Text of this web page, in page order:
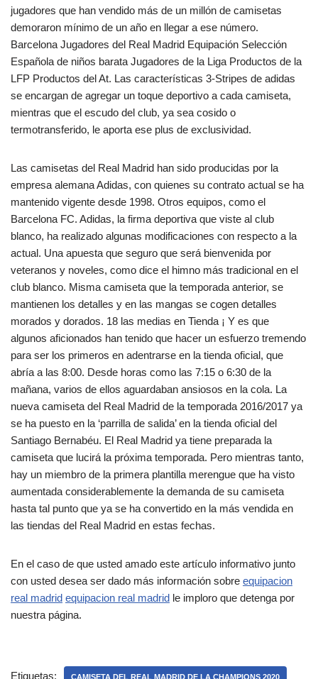
jugadores que han vendido más de un millón de camisetas
demoraron mínimo de un año en llegar a ese número.
Barcelona Jugadores del Real Madrid Equipación Selección
Española de niños barata Jugadores de la Liga Productos de la
LFP Productos del At. Las características 3-Stripes de adidas
se encargan de agregar un toque deportivo a cada camiseta,
mientras que el escudo del club, ya sea cosido o
termotransferido, le aporta ese plus de exclusividad.
Las camisetas del Real Madrid han sido producidas por la
empresa alemana Adidas, con quienes su contrato actual se ha
mantenido vigente desde 1998. Otros equipos, como el
Barcelona FC. Adidas, la firma deportiva que viste al club
blanco, ha realizado algunas modificaciones con respecto a la
actual. Una apuesta que seguro que será bienvenida por
veteranos y noveles, como dice el himno más tradicional en el
club blanco. Misma camiseta que la temporada anterior, se
mantienen los detalles y en las mangas se cogen detalles
morados y dorados. 18 las medias en Tienda ¡ Y es que
algunos aficionados han tenido que hacer un esfuerzo tremendo
para ser los primeros en adentrarse en la tienda oficial, que
abría a las 8:00. Desde horas como las 7:15 o 6:30 de la
mañana, varios de ellos aguardaban ansiosos en la cola. La
nueva camiseta del Real Madrid de la temporada 2016/2017 ya
se ha puesto en la ‘parrilla de salida’ en la tienda oficial del
Santiago Bernabéu. El Real Madrid ya tiene preparada la
camiseta que lucirá la próxima temporada. Pero mientras tanto,
hay un miembro de la primera plantilla merengue que ha visto
aumentada considerablemente la demanda de su camiseta
hasta tal punto que ya se ha convertido en la más vendida en
las tiendas del Real Madrid en estas fechas.
En el caso de que usted amado este artículo informativo junto
con usted desea ser dado más información sobre equipacion
real madrid equipacion real madrid le imploro que detenga por
nuestra página.
Etiquetas: CAMISETA DEL REAL MADRID DE LA CHAMPIONS 2020